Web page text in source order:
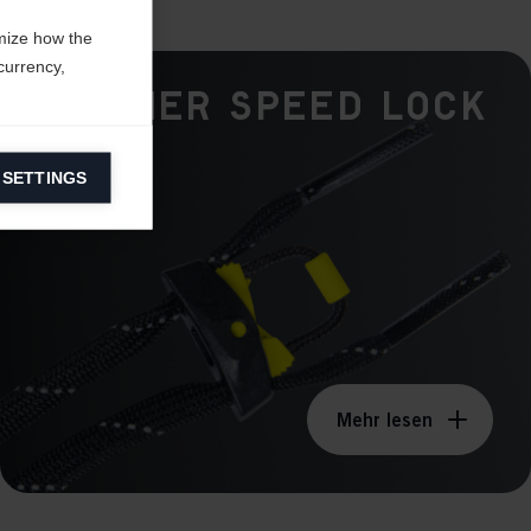
Fischer Speed Lock
Mehr lesen
how the
on
to display